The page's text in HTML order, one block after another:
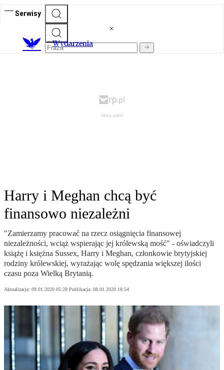
Serwisy
Wydarzenia
Harry i Meghan chcą być
finansowo niezależni
"Zamierzamy pracować na rzecz osiągnięcia finansowej
niezależności, wciąż wspierając jej królewską mość" - oświadczyli
książę i księżna Sussex, Harry i Meghan, członkowie brytyjskiej
rodziny królewskiej, wyrażając wolę spędzania większej ilości
czasu poza Wielką Brytanią.
Aktualizacja: 09.01.2020 05:28 Publikacja: 08.01.2020 18:54